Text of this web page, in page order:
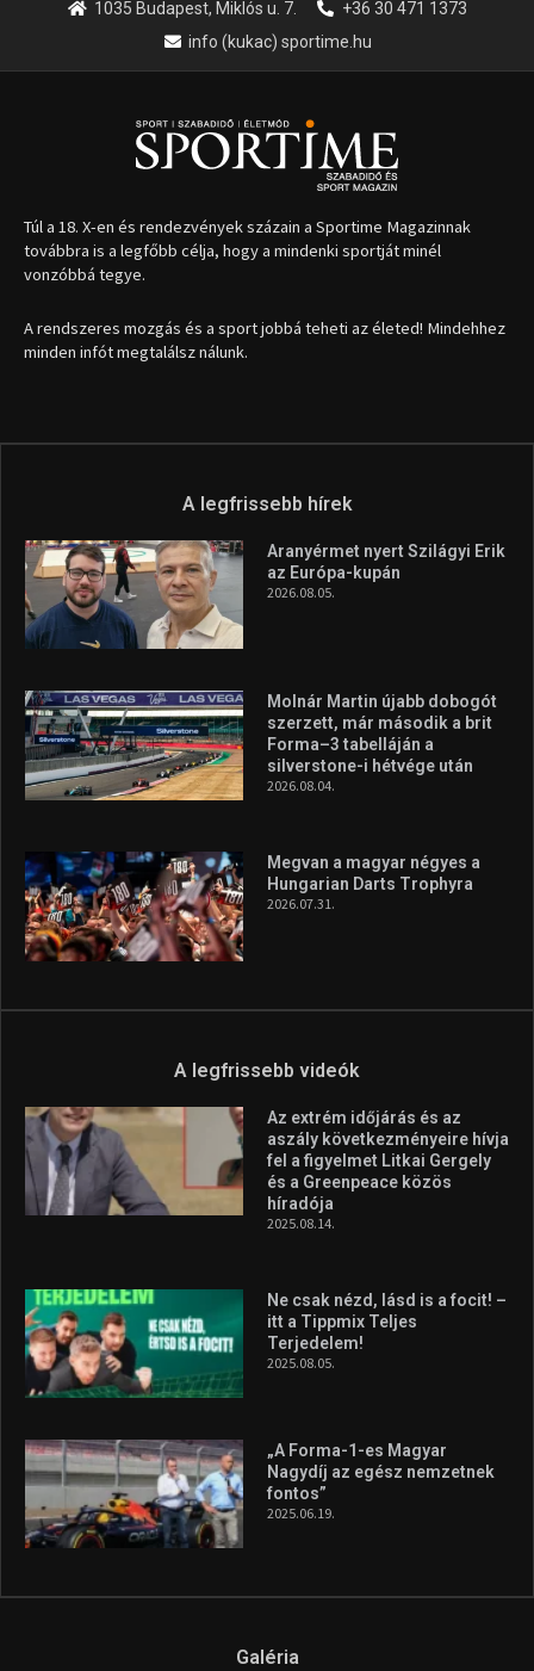
1035 Budapest, Miklós u. 7.
+36 30 471 1373
info (kukac) sportime.hu
Túl a 18. X-en és rendezvények százain a Sportime Magazinnak
továbbra is a legfőbb célja, hogy a mindenki sportját minél
vonzóbbá tegye.
A rendszeres mozgás és a sport jobbá teheti az életed! Mindehhez
minden infót megtalálsz nálunk.
A legfrissebb hírek
Aranyérmet nyert Szilágyi Erik
az Európa-kupán
2026.08.05.
Molnár Martin újabb dobogót
szerzett, már második a brit
Forma–3 tabelláján a
silverstone-i hétvége után
2026.08.04.
Megvan a magyar négyes a
Hungarian Darts Trophyra
2026.07.31.
A legfrissebb videók
Az extrém időjárás és az
aszály következményeire hívja
fel a figyelmet Litkai Gergely
és a Greenpeace közös
híradója
2025.08.14.
Ne csak nézd, lásd is a focit! –
itt a Tippmix Teljes
Terjedelem!
2025.08.05.
„A Forma-1-es Magyar
Nagydíj az egész nemzetnek
fontos”
2025.06.19.
Galéria